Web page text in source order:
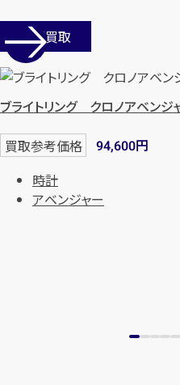
店舗買取
ブライトリング クロノアベン
買取参考価格 94,600円
時計
アベンジャー